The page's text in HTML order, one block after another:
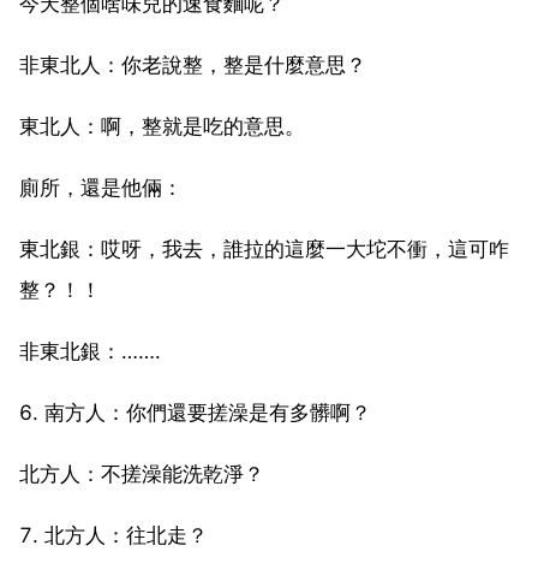
非東北人：你老說整，整是什麼意思？
東北人：啊，整就是吃的意思。
廁所，還是他倆：
東北銀：哎呀，我去，誰拉的這麼一大坨不衝，這可咋
整？！！
非東北銀：…….
6. 南方人：你們還要搓澡是有多髒啊？
北方人：不搓澡能洗乾淨？
7. 北方人：往北走？